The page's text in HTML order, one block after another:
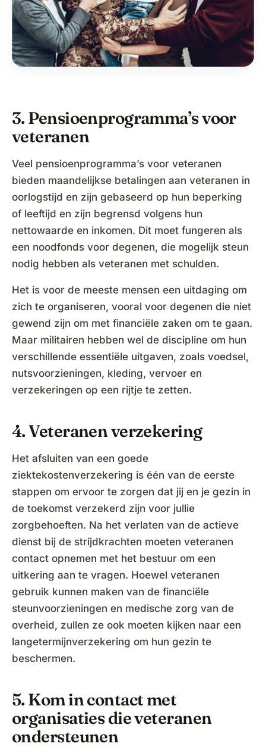
3. Pensioenprogramma’s voor
veteranen
Veel pensioenprogramma’s voor veteranen
bieden maandelijkse betalingen aan veteranen in
oorlogstijd en zijn gebaseerd op hun beperking
of leeftijd en zijn begrensd volgens hun
nettowaarde en inkomen. Dit moet fungeren als
een noodfonds voor degenen, die mogelijk steun
nodig hebben als veteranen met schulden.
Het is voor de meeste mensen een uitdaging om
zich te organiseren, vooral voor degenen die niet
gewend zijn om met financiële zaken om te gaan.
Maar militairen hebben wel de discipline om hun
verschillende essentiële uitgaven, zoals voedsel,
nutsvoorzieningen, kleding, vervoer en
verzekeringen op een rijtje te zetten.
4. Veteranen verzekering
Het afsluiten van een goede
ziektekostenverzekering is één van de eerste
stappen om ervoor te zorgen dat jij en je gezin in
de toekomst verzekerd zijn voor jullie
zorgbehoeften. Na het verlaten van de actieve
dienst bij de strijdkrachten moeten veteranen
contact opnemen met het bestuur om een
uitkering aan te vragen. Hoewel veteranen
gebruik kunnen maken van de financiële
steunvoorzieningen en medische zorg van de
overheid, zullen ze ook moeten kijken naar een
langetermijnverzekering om hun gezin te
beschermen.
5. Kom in contact met
organisaties die veteranen
ondersteunen